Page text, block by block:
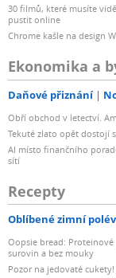
30 filmů, které musíte
pustit online
Chrome kašle na design
Ekonomika a
Daňové přiznání
Obří obchod v letectví.
Tekuté zlato opět dostojí
AI místo finančního
sítí
Recepty
Oblíbené zimní
Oopsie bread:
surovin a bez mouky
Pozor na jedovaté